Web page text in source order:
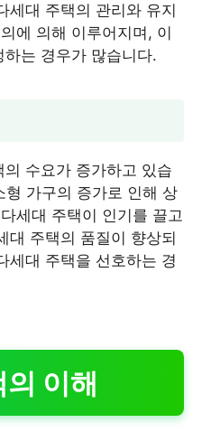
세대 주택의 관리와 유지
에 의해 이루어지며, 이
는 경우가 많습니다.
수요가 증가하고 있습
형 가구의 증가로 인해 상
세대 주택이 인기를 끌고
대 주택의 품질이 향상되
세대 주택을 선호하는 경
이해